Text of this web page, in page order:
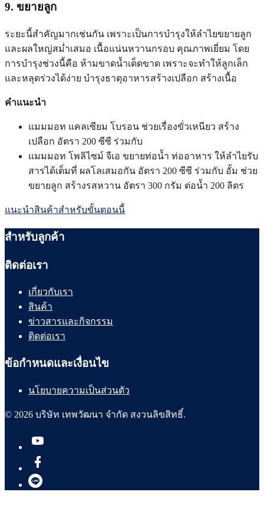
9. ขยายลูก
ระยะนี้สำคัญมากเช่นกัน เพราะเป็นการบำรุงให้ลำไยขยายลูก
และผลใหญ่สม่ำเสมอ เนื้อแน่นหวานกรอบ คุณภาพเยี่ยม โดย
การบำรุงช่วงนี้คือ ห้ามขาดน้ำเด็ดขาด เพราะจะทำให้ลูกเล็ก
และหลุดร่วงได้ง่าย บำรุงธาตุอาหารสร้างเปลือก สร้างเนื้อ
คำแนะนำ
แมมมอท แคลเซียม โบรอน ช่วยเรื่องขั่วเหนียว สร้าง
เปลือก อัตรา 200 ซีซี ร่วมกับ
แมมมอท โพลิไซม์ จีเอ ขยายท่อน้ำ ท่ออาหาร ให้ลำไยรับ
สารได้เต็มที่ ผลโลเสมอกัน อัตรา 200 ซีซี ร่วมกับ อั้ม ช่วย
ขยายลูก สร้างรสหวาน อัตรา 300 กรัม ต่อน้ำ 200 ลิตร
แนะนำสินค้าสำหรับขั้นตอนนี้
สำหรับลูกค้า
ติดต่อเรา
เกี่ยวกับเรา
สินค้า
ข่าวสารและกิจกรรม
ติดต่อเรา
ข้อกำหนดและเงื่อนไข
นโยบายความเป็นส่วนตัว
© 2026 บริษัท เทพวัฒนา จำกัด สงวนลิขสิทธิ์.